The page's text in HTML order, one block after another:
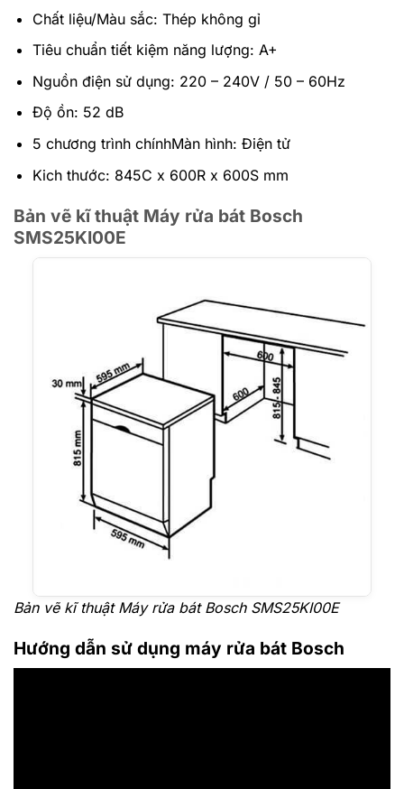
Chất liệu/Màu sắc: Thép không gỉ
Tiêu chuẩn tiết kiệm năng lượng: A+
Nguồn điện sử dụng: 220 – 240V / 50 – 60Hz
Độ ồn: 52 dB
5 chương trình chínhMàn hình: Điện tử
Kich thước: 845C x 600R x 600S mm
Bản vẽ kĩ thuật Máy rửa bát Bosch
SMS25KI00E
Bản vẽ kĩ thuật Máy rửa bát Bosch SMS25KI00E
Hướng dẫn sử dụng máy rửa bát Bosch